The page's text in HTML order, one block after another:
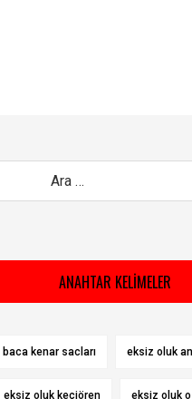
ANAHTAR KELIMELER
baca kenar sacları eksiz oluk
eksiz oluk keçiören eksiz oluk